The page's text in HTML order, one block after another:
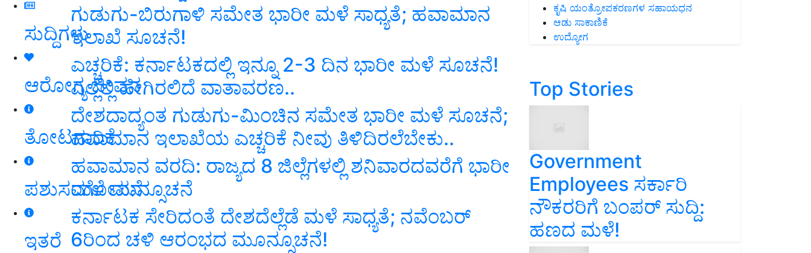
ಸುದ್ದಿಗಳು
ಆರೋಗ್ಯ ಜೀವನ
ತೋಟಗಾರಿಕೆ
ಪಶುಸಂಗೋಪನೆ
ಇತರೆ
ಗುಡುಗು-ಬಿರುಗಾಳಿ ಸಮೇತ ಭಾರೀ ಮಳೆ ಸಾಧ್ಯತೆ; ಹವಾಮಾನ
ಇಲಾಖೆ ಸೂಚನೆ!
ಎಚ್ಚರಿಕೆ: ಕರ್ನಾಟಕದಲ್ಲಿ ಇನ್ನೂ 2-3 ದಿನ ಭಾರೀ ಮಳೆ ಸೂಚನೆ!
ಎಲ್ಲೆಲ್ಲಿ ಹೇಗಿರಲಿದೆ ವಾತಾವರಣ..
ದೇಶದಾದ್ಯಂತ ಗುಡುಗು-ಮಿಂಚಿನ ಸಮೇತ ಭಾರೀ ಮಳೆ ಸೂಚನೆ;
ಹವಾಮಾನ ಇಲಾಖೆಯ ಎಚ್ಚರಿಕೆ ನೀವು ತಿಳಿದಿರಲೆಬೇಕು..
ಹವಾಮಾನ ವರದಿ: ರಾಜ್ಯದ 8 ಜಿಲ್ಲೆಗಳಲ್ಲಿ ಶನಿವಾರದವರೆಗೆ ಭಾರೀ
ಮಳೆ ಮುನ್ಸೂಚನೆ
ಕರ್ನಾಟಕ ಸೇರಿದಂತೆ ದೇಶದೆಲ್ಲೆಡೆ ಮಳೆ ಸಾಧ್ಯತೆ; ನವೆಂಬರ್‌
6ರಿಂದ ಚಳಿ ಆರಂಭದ ಮೂನ್ಸೂಚನೆ!
ಕೃಷಿ ಯಂತ್ರೋಪಕರಣಗಳ ಸಹಾಯಧನ
ಆಡು ಸಾಕಾಣಿಕೆ
ಉದ್ಯೋಗ
Top Stories
Government
Employees ಸರ್ಕಾರಿ
ನೌಕರರಿಗೆ ಬಂಪರ್‌ ಸುದ್ದಿ:
ಹಣದ ಮಳೆ!